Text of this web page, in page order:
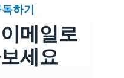
하기
메일로
세요